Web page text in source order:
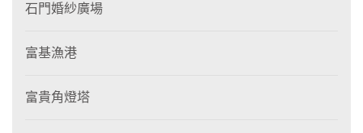
石門婚紗廣場
富基漁港
富貴角燈塔